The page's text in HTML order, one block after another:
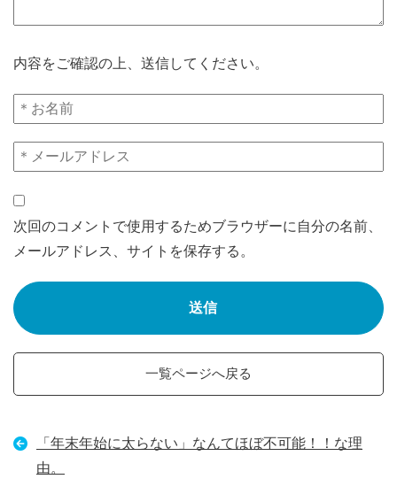
内容をご確認の上、送信してください。
次回のコメントで使用するためブラウザーに自分の名前、
メールアドレス、サイトを保存する。
一覧ページへ戻る
「年末年始に太らない」なんてほぼ不可能！！な理
由。